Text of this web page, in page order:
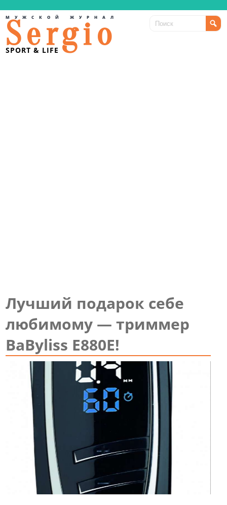
Sergio
SPORT & LIFE
МУЖСКОЙ ЖУРНАЛ
Лучший подарок себе
любимому — триммер
BaByliss E880E!